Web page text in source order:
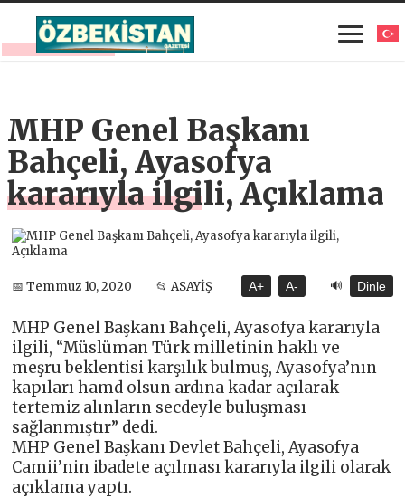
MHP Genel Başkanı
Bahçeli, Ayasofya
kararıyla ilgili, Açıklama
📅 Temmuz 10, 2020 📂 ASAYİŞ A+ A- 🔊 Dinle
MHP Genel Başkanı Bahçeli, Ayasofya kararıyla
ilgili, “Müslüman Türk milletinin haklı ve
meşru beklentisi karşılık bulmuş, Ayasofya’nın
kapıları hamd olsun ardına kadar açılarak
tertemiz alınların secdeyle buluşması
sağlanmıştır” dedi.
MHP Genel Başkanı Devlet Bahçeli, Ayasofya
Camii’nin ibadete açılması kararıyla ilgili olarak
açıklama yaptı.